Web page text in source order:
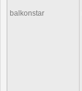
balkonstar